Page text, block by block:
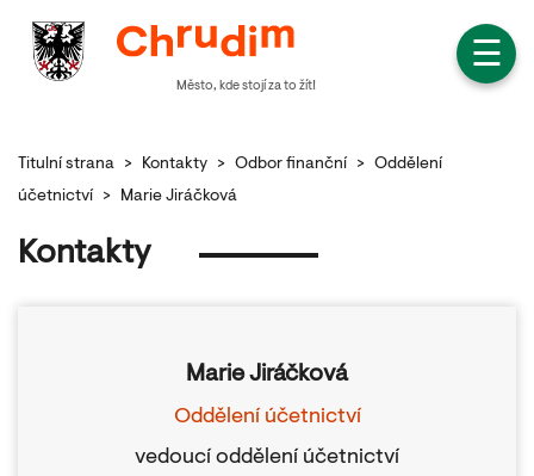
☰
Město, kde stojí za to žít!
Titulní strana > Kontakty > Odbor finanční > Oddělení
účetnictví
> Marie Jiráčková
Kontakty
Marie Jiráčková
Oddělení účetnictví
vedoucí oddělení účetnictví